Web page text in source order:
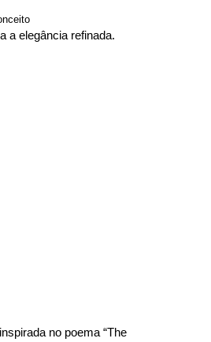
a elegância refinada.
no poema “The